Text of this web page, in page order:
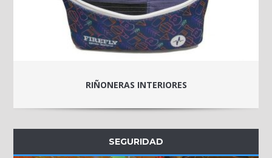
RIÑONERAS INTERIORES
SEGURIDAD